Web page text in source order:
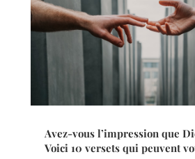
Avez-vous l’impression que
Voici 10 versets qui peuvent